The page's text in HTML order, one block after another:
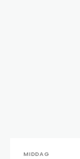
MIDDAG